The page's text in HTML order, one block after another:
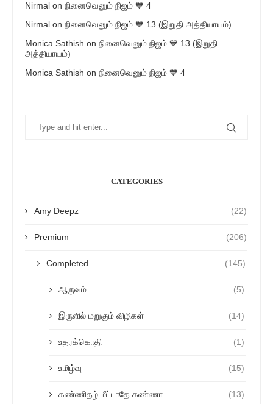
Nirmal on நினைவெனும் நிஜம் 💙 4
Nirmal on நினைவெனும் நிஜம் 💙 13 (இறுதி அத்தியாயம்)
Monica Sathish on நினைவெனும் நிஜம் 💙 13 (இறுதி
அத்தியாயம்)
Monica Sathish on நினைவெனும் நிஜம் 💙 4
CATEGORIES
Amy Deepz (22)
Premium (206)
Completed (145)
ஆருவம் (5)
இருளில் மறுகும் விழிகள் (14)
உதரக்கொதி (1)
உமிழ்வு (15)
கண்ணிதழ் மீட்டாதே கண்ணா (13)